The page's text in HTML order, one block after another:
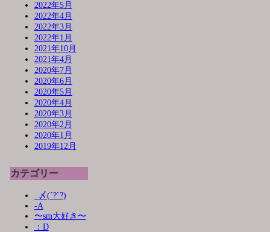
2022年5月
2022年4月
2022年3月
2022年1月
2021年10月
2021年4月
2020年7月
2020年6月
2020年5月
2020年4月
2020年3月
2020年2月
2020年1月
2019年12月
カテゴリー
_〆(´?`?)
-A
〜sm大好き〜
：D